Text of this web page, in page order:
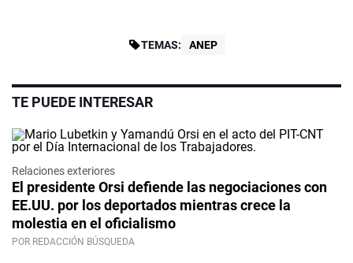
TEMAS: ANEP
TE PUEDE INTERESAR
Relaciones exteriores
El presidente Orsi defiende las negociaciones con
EE.UU. por los deportados mientras crece la
molestia en el oficialismo
POR REDACCIÓN BÚSQUEDA